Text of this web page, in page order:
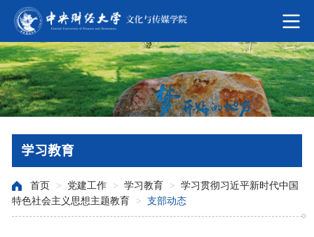
学习教育
首页 > 党建工作 > 学习教育 >
学习贯彻习近平新时代中国
特色社会主义思想主题教育
> 支部动态